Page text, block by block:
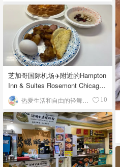
芝加哥国际机场✈️附近的Hampton
Inn & Suites Rosemont Chicago
O'Hare自助早餐
10